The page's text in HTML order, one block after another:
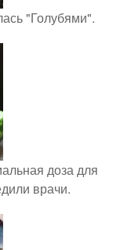
"Голубями".
доза для
врачи.